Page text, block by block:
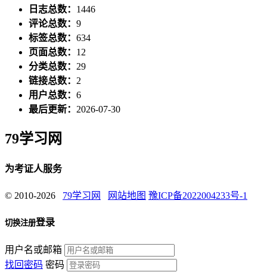
日志总数： 1446
评论总数： 9
标签总数： 634
页面总数： 12
分类总数： 29
链接总数： 2
用户总数： 6
最后更新： 2026-07-30
79学习网
为考证人服务
© 2010-2026 79学习网 网站地图 豫ICP备2022004233号-1
切换注册登录
用户名或邮箱
找回密码 密码